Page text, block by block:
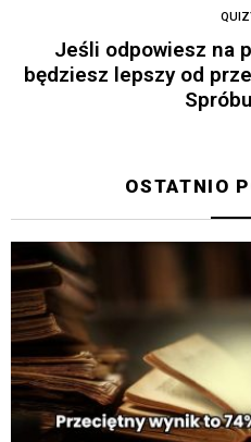
Jeśli odpowiesz na
będziesz lepszy od
OSTATNIO